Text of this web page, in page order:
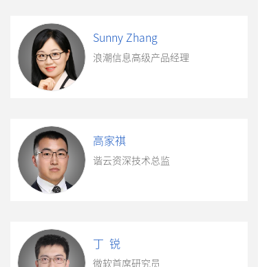
Sunny Zhang
浪潮信息高级产品经理
高家祺
谐云资深技术总监
丁 锐
微软首席研究员